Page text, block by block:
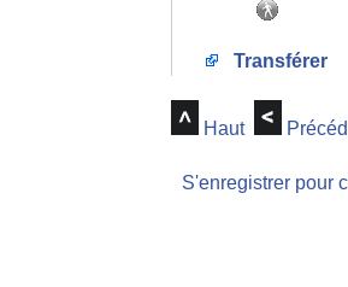
Transférer
Haut
S'enregistrer pour